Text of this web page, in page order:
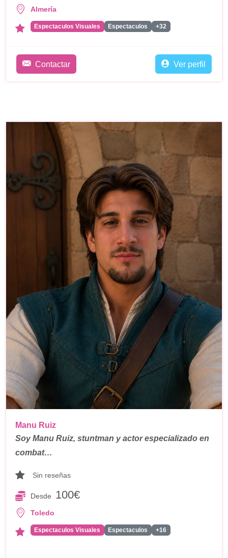
Almería
Espectaculos Visuales Espectaculos +32
Contactar Ver perfil
Manu Ruiz
Soy Manu Ruiz, stuntman y actor especializado en
combat…
Sin reseñas
Desde 100€
Toledo
Espectaculos Visuales Espectaculos +16